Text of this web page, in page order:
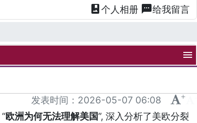
photo_album 个人相册 textsms给我留言
menu
发表时间： 2026-05-07 06:08 +
“欧洲为何无法理解美国”, 深入分析了美欧分裂